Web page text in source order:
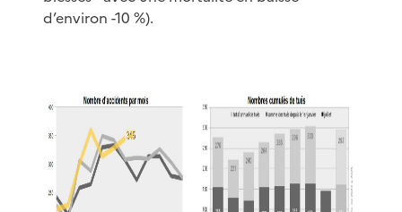
d’environ -10 %).